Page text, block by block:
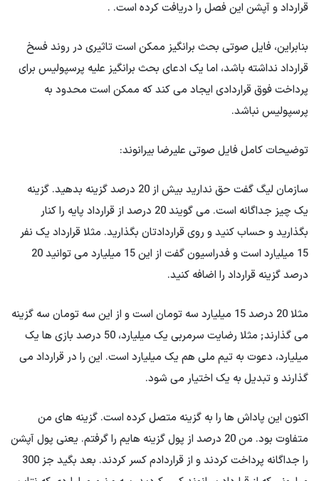
قرارداد و آپشن این فصل را دریافت کرده است. .
بنابراین، فایل صوتی بحث برانگیز ممکن است تاثیری در روند فسخ
قرارداد نداشته باشد، اما یک ادعای بحث برانگیز علیه پرسپولیس برای
پرداخت فوق قراردادی ایجاد می کند که ممکن است محدود به
پرسپولیس نباشد.
توضیحات کامل فایل صوتی علیرضا بیرانوند:
سازمان لیگ گفت حق ندارید بیش از 20 درصد گزینه بدهید. گزینه
یک چیز جداگانه است. می گویند 20 درصد از قرارداد پایه را کنار
بگذارید و حساب کنید و روی قراردادتان بگذارید. مثلا قرارداد یک نفر
15 میلیارد است و فدراسیون گفت از این 15 میلیارد می توانید 20
درصد گزینه قرارداد را اضافه کنید.
مثلا 20 درصد 15 میلیارد سه تومان است و از این سه تومان سه گزینه
می گذارند; مثلا رضایت سرمربی یک میلیارد، 50 درصد بازی ها یک
میلیارد، دعوت به تیم ملی هم یک میلیارد است. این را در قرارداد می
گذارند و تبدیل به یک اختیار می شود.
اکنون این پاداش ها را به گزینه متصل کرده است. گزینه های من
متفاوت بود. من 20 درصد از پول گزینه هایم را گرفتم. یعنی پول آپشن
را جداگانه پرداخت کردند و از قراردادم کسر کردند. بعد بگید جز 300